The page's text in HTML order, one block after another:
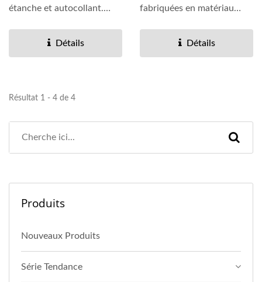
étanche et autocollant.
Détails
fabriquées en matériau
Détails
Résultat 1 - 4 de 4
Produits
Nouveaux Produits
Série Tendance